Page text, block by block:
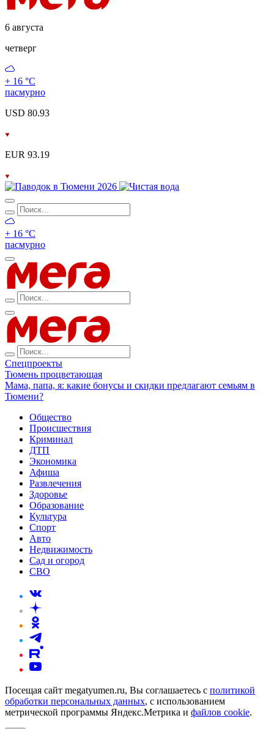
6 августа
четверг
+ 16 °С
пасмурно
USD 80.93
EUR 93.19
+ 16 °С
пасмурно
Спецпроекты
Тюмень процветающая
Мама, папа, я: какие бонусы и скидки предлагают семьям в
Тюмени?
Общество
Происшествия
Криминал
ДТП
Экономика
Афиша
Развлечения
Здоровье
Образование
Культура
Спорт
Авто
Недвижимость
Сад и огород
СВО
Посещая сайт megatyumen.ru, Вы соглашаетесь с политикой
обработки персональных данных, с использованием
метрической программы Яндекс.Метрика и файлов cookie.